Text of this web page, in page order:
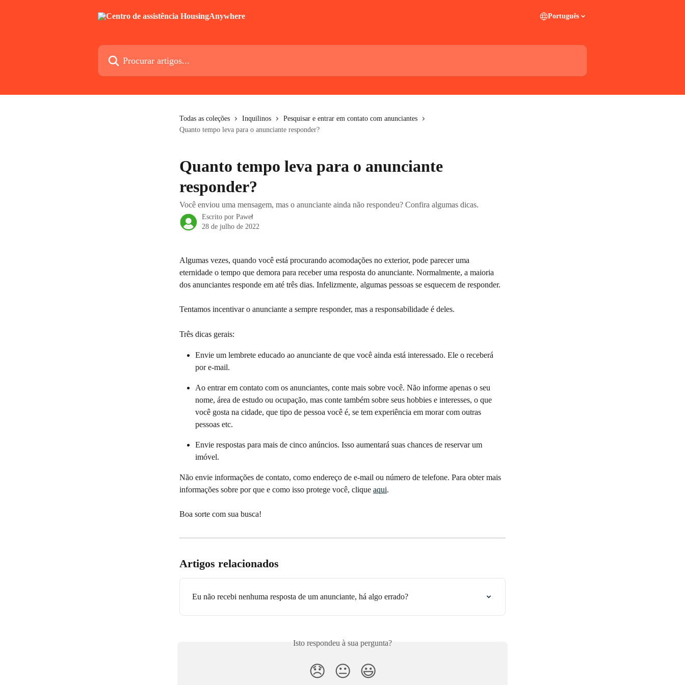
Português
Procurar artigos...
Todas as coleções Inquilinos
Pesquisar e entrar em contato com anunciantes
Quanto tempo leva para o anunciante responder?
Quanto tempo leva para o anunciante
responder?
Você enviou uma mensagem, mas o anunciante ainda não respondeu? Confira algumas dicas.
Escrito por Paweł
28 de julho de 2022
Algumas vezes, quando você está procurando acomodações no exterior, pode parecer uma
eternidade o tempo que demora para receber uma resposta do anunciante. Normalmente, a maioria
dos anunciantes responde em até três dias. Infelizmente, algumas pessoas se esquecem de responder.
Tentamos incentivar o anunciante a sempre responder, mas a responsabilidade é deles.
Três dicas gerais:
Envie um lembrete educado ao anunciante de que você ainda está interessado. Ele o receberá
por e-mail.
Ao entrar em contato com os anunciantes, conte mais sobre você. Não informe apenas o seu
nome, área de estudo ou ocupação, mas conte também sobre seus hobbies e interesses, o que
você gosta na cidade, que tipo de pessoa você é, se tem experiência em morar com outras
pessoas etc.
Envie respostas para mais de cinco anúncios. Isso aumentará suas chances de reservar um
imóvel.
Não envie informações de contato, como endereço de e-mail ou número de telefone. Para obter mais
informações sobre por que e como isso protege você, clique aqui.
Boa sorte com sua busca!
Artigos relacionados
Eu não recebi nenhuma resposta de um anunciante, há algo errado?
Isto respondeu à sua pergunta?
😞 😐 😃